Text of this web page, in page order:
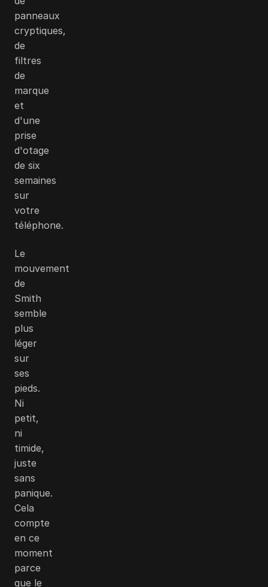
panneaux
cryptiques,
de
filtres
de
marque
et
d'une
prise
d'otage
de six
semaines
sur
votre
téléphone.
Le
mouvement
de
Smith
semble
plus
léger
sur
ses
pieds.
Ni
petit,
ni
timide,
juste
sans
panique.
Cela
compte
en ce
moment
parce
que le